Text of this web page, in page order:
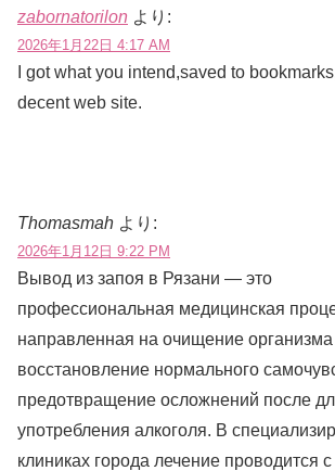
zabornatorilon より:
2026年1月22日 4:17 AM
I got what you intend,saved to
decent web site.
Thomasmah より:
2026年1月12日 9:22 PM
Вывод из запоя в Рязани — это
профессиональная медицинская
направленная на очищение организма
восстановление нормального
предотвращение осложнений после
употребления алкоголя. В
клиниках города лечение проводится с